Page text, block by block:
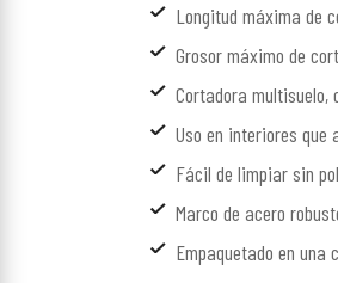
Longitud máxima de
Grosor máximo de
Cortadora
Uso en interiores
Fácil de limpiar sin
Marco de acero
Empaquetado en una